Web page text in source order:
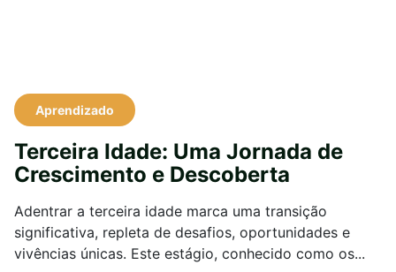
Aprendizado
Terceira Idade: Uma Jornada de
Crescimento e Descoberta
Adentrar a terceira idade marca uma transição
significativa, repleta de desafios, oportunidades e
vivências únicas. Este estágio, conhecido como os...